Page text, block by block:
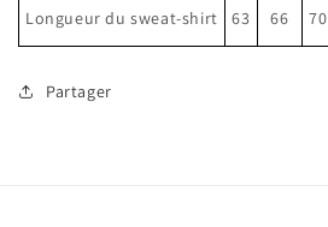
Longueur du sweat-shirt 63 66 70
Partager